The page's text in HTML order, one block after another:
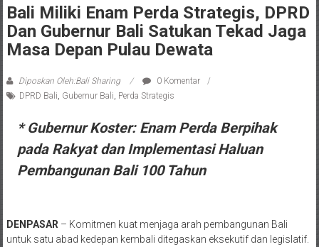
Bali Miliki Enam Perda Strategis, DPRD
Dan Gubernur Bali Satukan Tekad Jaga
Masa Depan Pulau Dewata
Diposkan Oleh:Bali Sharing
0 Komentar
DPRD Bali Gubernur Bali Perda Strategis
* Gubernur Koster: Enam Perda Berpihak
pada Rakyat dan Implementasi Haluan
Pembangunan Bali 100 Tahun
DENPASAR – Komitmen kuat menjaga arah pembangunan Bali
untuk satu abad kedepan kembali ditegaskan eksekutif dan legislatif.